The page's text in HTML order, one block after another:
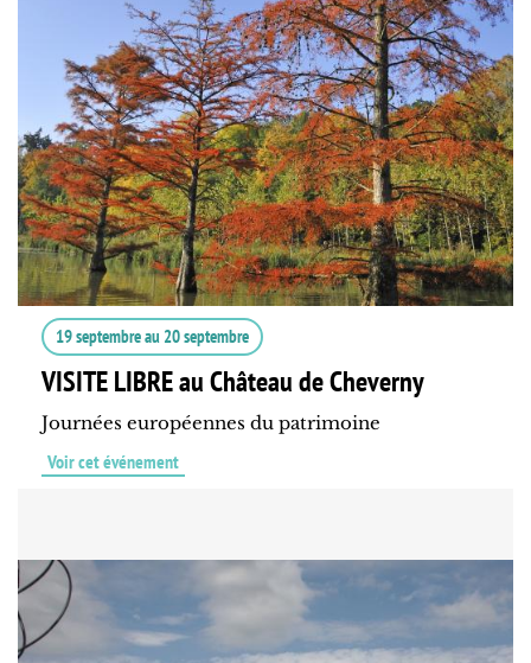
19 septembreau 20 septembre
VISITE LIBRE au Château de Cheverny
Journées européennes du patrimoine
Voir cet événement